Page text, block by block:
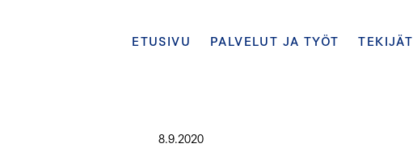
ETUSIVU
PALVELUT JA TYÖT TEKIJÄT
8.9.2020